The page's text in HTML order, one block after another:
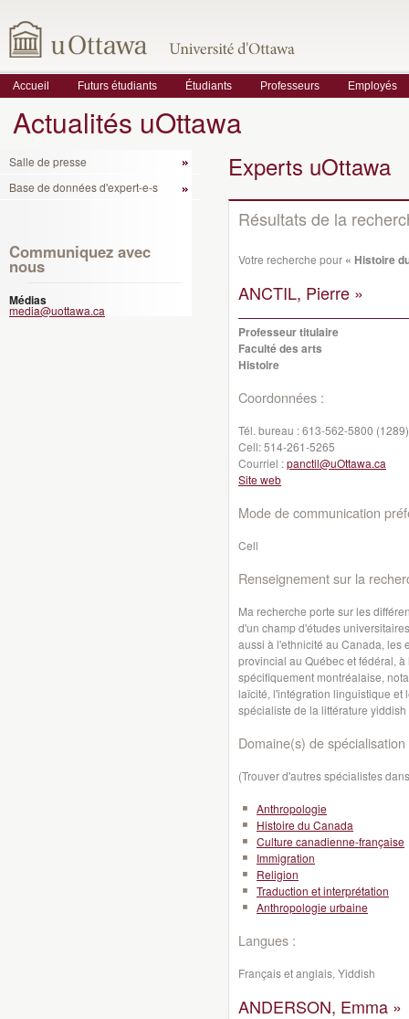
Accueil Futurs étudiants Étudiants Professeurs Employés
Actualités uOttawa
Salle de presse
Base de données d'expert-e-s
Communiquez avec
nous
Médias
media@uottawa.ca
Experts uOttawa
Résultats de la
Votre recherche pour « Histoire
ANCTIL, Pierre »
Professeur titulaire
Faculté des arts
Histoire
Coordonnées :
Tél. bureau :613-562-5800 (1289)
Cell:514-261-5265
Courriel :panctil@uOttawa.ca
Site web
Mode de communication
Cell
Renseignement sur la
Ma recherche porte sur les
d'un champ d'études
aussi à l'ethnicité au Canada, les
provincial au Québec et fédéral,
spécifiquement montréalaise,
laïcité, l'intégration linguistique et
spécialiste de la littérature
Domaine(s) de spécialisation
(Trouver d'autres spécialistes
Anthropologie
Histoire du Canada
Culture canadienne-française
Immigration
Religion
Traduction et interprétation
Anthropologie urbaine
Langues :
Français et anglais, Yiddish
ANDERSON, Emma »